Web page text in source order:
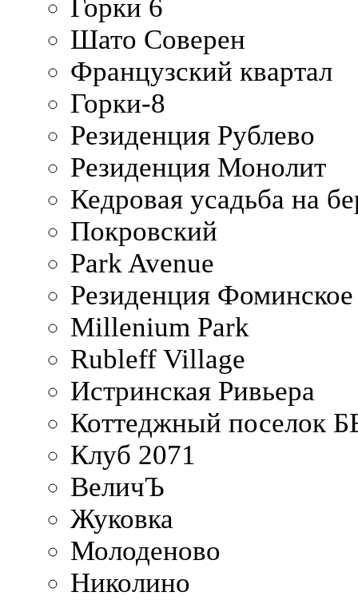
Горки 6
Шато Соверен
Французский квартал
Горки-8
Резиденция Рублево
Резиденция Монолит
Кедровая усадьба на
Покровский
Park Avenue
Резиденция Фоминское
Millenium Park
Rubleff Village
Истринская Ривьера
Коттеджный поселок
Клуб 2071
ВеличЪ
Жуковка
Молоденово
Николино